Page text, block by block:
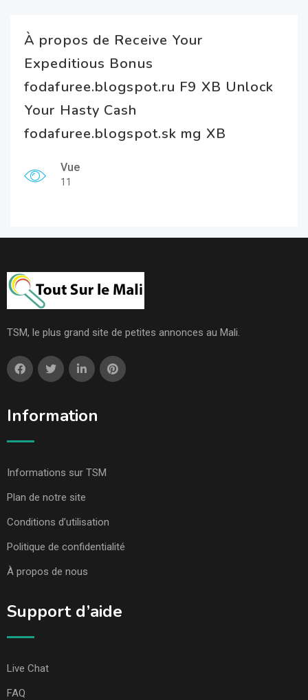
À propos de Receive Your
Expeditious Bonus
fodafuree.blogspot.ru F9 XB Unlock
Your Hasty Cash
fodafuree.blogspot.sk mg XB
Vue
11
TSM, le plus grand site de petites annonces au Mali.
Information
Informations sur TSM
Plan de notre site
Conditions d’utilisation
Politique de confidentialité
À propos de nous
Support d’aide
Live Chat
FAQ